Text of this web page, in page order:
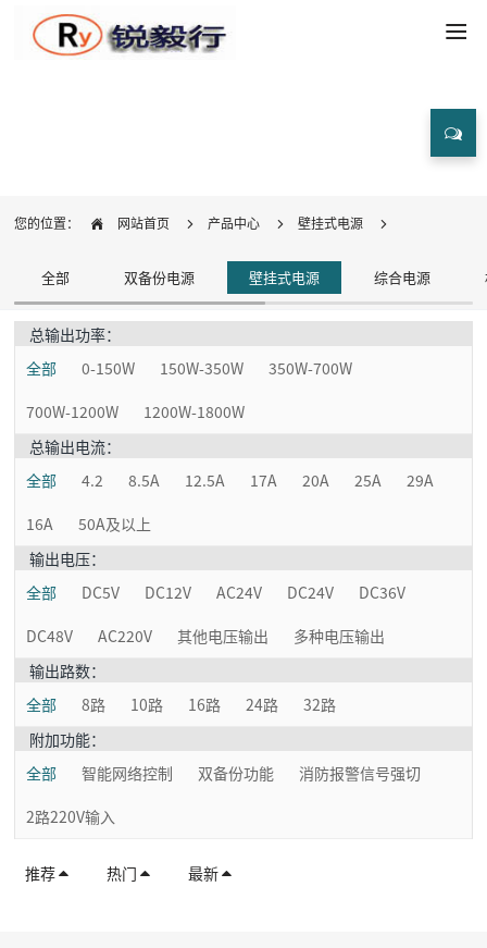
您的位置： 网站首页 产品中心 壁挂式电源
全部 双备份电源 壁挂式电源 综合电源
总输出功率：
全部
0-150W 150W-350W
350W-700W
700W-1200W
1200W-1800W
总输出电流：
全部
4.2 8.5A 12.5A 17A 20A 25A
29A
16A
50A及以上
输出电压：
全部
DC5V DC12V AC24V DC24V
DC36V
DC48V
AC220V 其他电压输出
多种电压输出
输出路数：
全部
8路 10路 16路 24路
32路
附加功能：
全部
智能网络控制 双备份功能
消防报警信号强切
2路220V输入
推荐 热门 最新